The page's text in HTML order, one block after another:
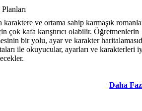
ve ortama sahip karmaşık
çok kafa karıştırıcı olabilir. Öğretmenlerin
bir yolu, ayar ve karakter
ile okuyucular, ayarları ve karakterleri
Daha